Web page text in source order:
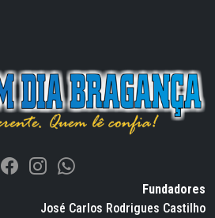
Fundadores
José Carlos Rodrigues Castilho